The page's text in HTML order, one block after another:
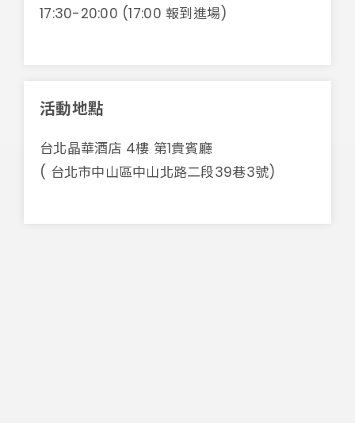
17:30-20:00 (17:00 報到進場)
活動地點
台北晶華酒店 4樓 第1貴賓廳
( 台北市中山區中山北路二段39巷3號)